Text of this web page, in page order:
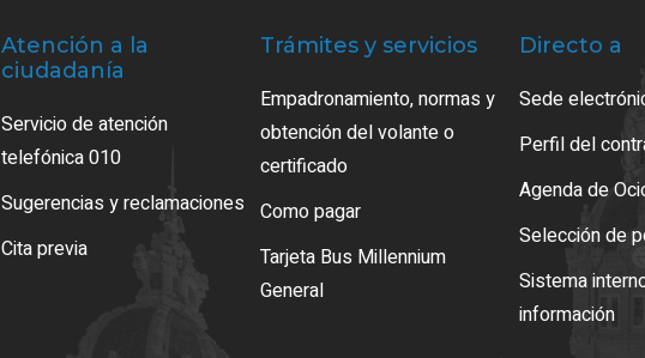
Atención a la
ciudadanía
Servicio de atención
telefónica 010
Sugerencias y reclamaciones
Cita previa
Trámites y servicios
Empadronamiento, normas y
obtención del volante o
certificado
Como pagar
Tarjeta Bus Millennium
General
Directo a
Sede
Perfil del
Agenda de
Selección de
Sistema
información